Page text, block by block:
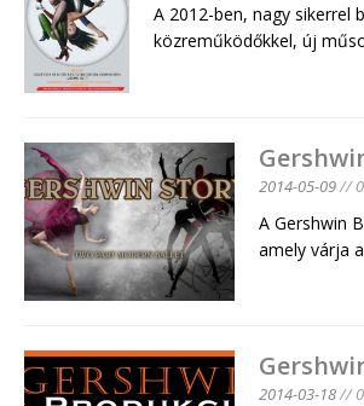
A 2012-ben, nagy
közreműködőkkel, új
2014-05-09//
A Gershwin
amely várja
2014-03-18//